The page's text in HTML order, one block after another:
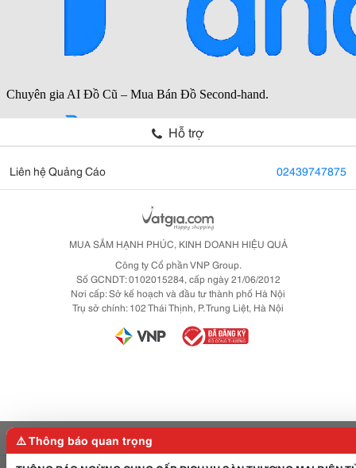
Hỗ trợ
Liên hệ Quảng Cáo 02439747875
MUA SẮM HẠNH PHÚC, KINH DOANH HIỆU QUẢ
Công ty Cổ phần VNP Group.
Số GCNDT: 0102015284, cấp ngày 21/06/2012
Nơi cấp: Sở kế hoạch và đầu tư thành phố Hà Nội
Trụ sở chính: 102 Thái Thịnh, P. Trung Liệt, Hà Nội
⚠️ Thông báo quan trọng